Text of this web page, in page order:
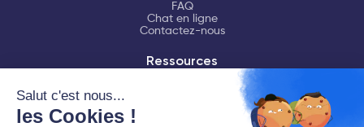
FAQ
Chat en ligne
Contactez-nous
Ressources